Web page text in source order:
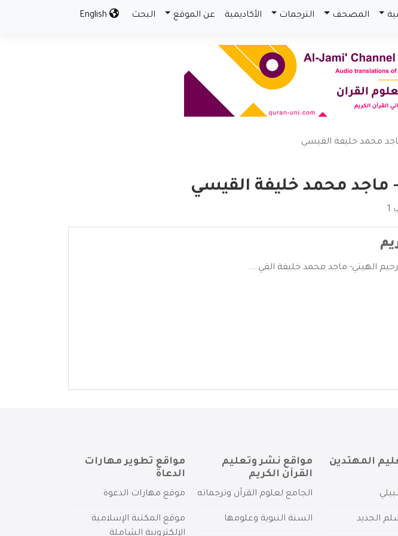
المصحف الترجمات الأكاديمية عن الموقع البحث
ماجد محمد خليفة القيسي
- ماجد محمد خليفة القيسي
الهيتي- ماجد محمد خليفة القي ...
المهتدين
الجديد
مواقع نشر وتعليم
القرآن الكريم
الجامع لعلوم القرآن وترجماته
السنة النبوية وعلومها
مواقع تطوير مهارات
الدعاة
موقع مهارات الدعوة
موقع المكتبة الإسلامية
الإلكترونية الشاملة